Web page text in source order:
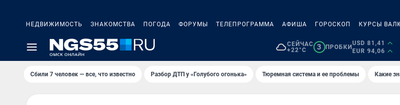
НЕДВИЖИМОСТЬ ЗНАКОМСТВА ПОГОДА ФОРУМЫ ТЕЛЕПРОГРАММА АФИША ГОРОСКОП КУРСЫ
СЕЙЧАС
+22°C
3 ПРОБКИ
USD 81,41
EUR 94,06
Сбили 7 человек — все, что известно Разбор ДТП у «Голубого огонька» Тюремная система и ее проблемы Какие